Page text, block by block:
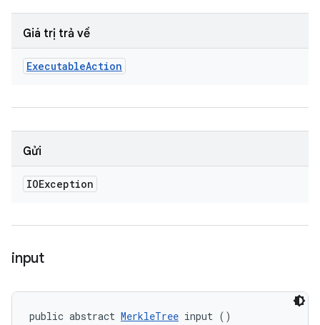
Giá trị trả về
ExecutableAction
Gửi
IOException
input
public abstract MerkleTree input ()